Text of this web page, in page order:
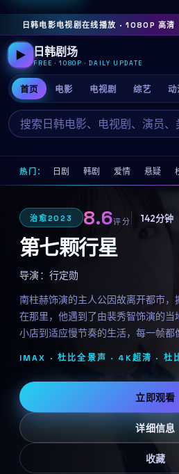
日韩电影电视剧在线播放 · 1080P 高清
▶ 日韩剧场
FREE · 1080P · DAILY UPDATE
首页 电影 电视剧 综艺 动
热门： 日剧 韩剧 爱情 悬疑
治愈2023 8.6评分 142分钟
第七颗行星
导演： 行定勋
南柱赫饰演的主人公因故离开都市，
在那里，他遇到了由裴秀智饰演的
小店到适应慢节奏的生活，每一帧都
治愈系的影像告诉我们：人生没有标
IMAX · 杜比全景声 · 4K超清 · 杜
立即观看
详细信息
收藏